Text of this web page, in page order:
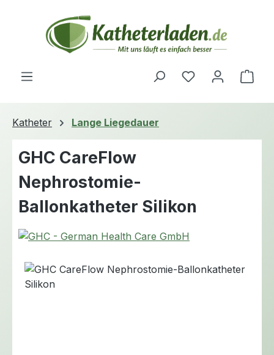
Zum Hauptinhalt springen
Du hast 0
Katheter Lange Liegedauer
GHC CareFlow
Nephrostomie-
Ballonkatheter Silikon
Bildergalerie überspringen